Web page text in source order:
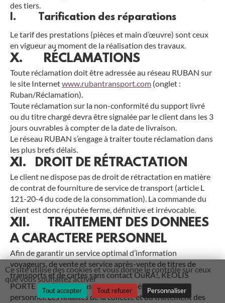
des tiers.
I. Tarification des réparations
Le tarif des prestations (pièces et main d’œuvre) sont ceux
en vigueur au moment de la réalisation des travaux.
X. RÉCLAMATIONS
Toute réclamation doit être adressée au réseau RUBAN sur
le site Internetwww.rubantransport.com (onglet :
Ruban/Réclamation).
Toute réclamation sur la non-conformité du support livré
ou du titre chargé devra être signalée par le client dans les 3
jours ouvrables à compter de la date de livraison.
Le réseau RUBAN s’engage à traiter toute réclamation dans
les plus brefs délais.
XI. DROIT DE RÉTRACTATION
Le client ne dispose pas de droit de rétractation en matière
de contrat de fourniture de service de transport (article L
121-20-4 du code de la consommation). La commande du
client est donc réputée ferme, définitive et irrévocable.
XII. TRAITEMENT DES DONNEES
A CARACTERE PERSONNEL
Afin de garantir un service optimal d’information
voyageurs, de vente et service après-vente de titres de
transports et de cartes sans contact OùRA!, KEOLIS
PORTE DE L’ISERE conserve les données à caractère
personnel. Les finalités de la collecte et du traitement des
Ce site utilise des cookies et vous donne le contrôle sur ceux
que vous souhaitez activer
Tout accepter Tout refuser Personnaliser